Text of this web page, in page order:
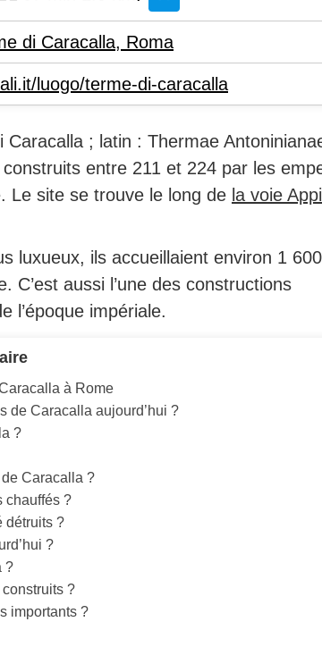
di Caracalla, Roma
luogo/terme-di-caracalla
; latin : Thermae
entre 211 et 224 par les
Le site se trouve le long de la voie
luxueux, ils accueillaient environ 1 600
C’est aussi l’une des constructions
l’époque impériale.
à Rome
de Caracalla aujourd’hui ?
?
Caracalla ?
chauffés ?
détruits ?
?
?
?
importants ?